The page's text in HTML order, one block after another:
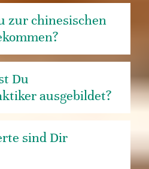
zur chinesischen
Du
ausgebildet?
sind Dir